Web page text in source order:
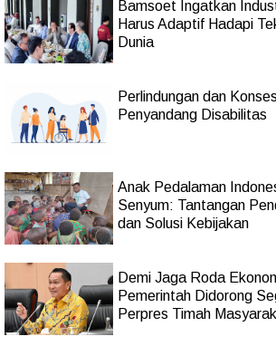
Bamsoet Ingatkan
Harus Adaptif Hadapi
Dunia
Perlindungan dan
Penyandang Disabilitas
Anak Pedalaman
Senyum: Tantangan
dan Solusi Kebijakan
Demi Jaga Roda
Pemerintah Didorong
Perpres Timah